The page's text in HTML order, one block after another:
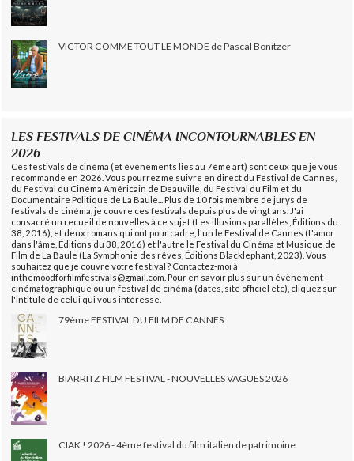
VICTOR COMME TOUT LE MONDE de Pascal Bonitzer
LES FESTIVALS DE CINÉMA INCONTOURNABLES EN
2026
Ces festivals de cinéma (et évènements liés au 7ème art) sont ceux que je vous
recommande en 2026. Vous pourrez me suivre en direct du Festival de Cannes,
du Festival du Cinéma Américain de Deauville, du Festival du Film et du
Documentaire Politique de La Baule... Plus de 10 fois membre de jurys de
festivals de cinéma, je couvre ces festivals depuis plus de vingt ans. J'ai
consacré un recueil de nouvelles à ce sujet (Les illusions parallèles, Éditions du
38, 2016), et deux romans qui ont pour cadre, l'un le Festival de Cannes (L'amor
dans l'âme, Éditions du 38, 2016) et l'autre le Festival du Cinéma et Musique de
Film de La Baule (La Symphonie des rêves, Éditions Blacklephant, 2023). Vous
souhaitez que je couvre votre festival ? Contactez-moi à
inthemoodforfilmfestivals@gmail.com. Pour en savoir plus sur un évènement
cinématographique ou un festival de cinéma (dates, site officiel etc), cliquez sur
l'intitulé de celui qui vous intéresse.
79ème FESTIVAL DU FILM DE CANNES
BIARRITZ FILM FESTIVAL - NOUVELLES VAGUES 2026
CIAK ! 2026 - 4ème festival du film italien de patrimoine